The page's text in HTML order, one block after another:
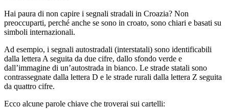
Hai paura di non capire i segnali stradali in Croazia? Non
preoccuparti, perché anche se sono in croato, sono chiari e basati su
simboli internazionali.
Ad esempio, i segnali autostradali (interstatali) sono identificabili
dalla lettera A seguita da due cifre, dallo sfondo verde e
dall’immagine di un’autostrada in bianco. Le strade statali sono
contrassegnate dalla lettera D e le strade rurali dalla lettera Z seguita
da quattro cifre.
Ecco alcune parole chiave che troverai sui cartelli: